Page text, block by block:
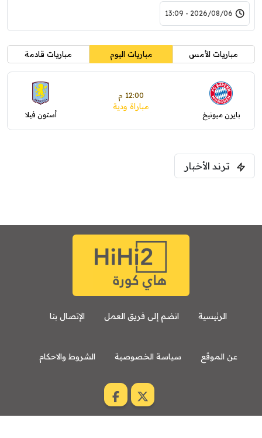
2026/08/06 - 13:09
مباريات الأمس مباريات اليوم مباريات قادمة
بايرن ميونيخ
12:00 م
مباراة ودية
أستون فيلا
ترند الأخبار
الرئيسية انضم إلى فريق العمل الإتصال بنا
عن الموقع سياسة الخصوصية الشروط والاحكام